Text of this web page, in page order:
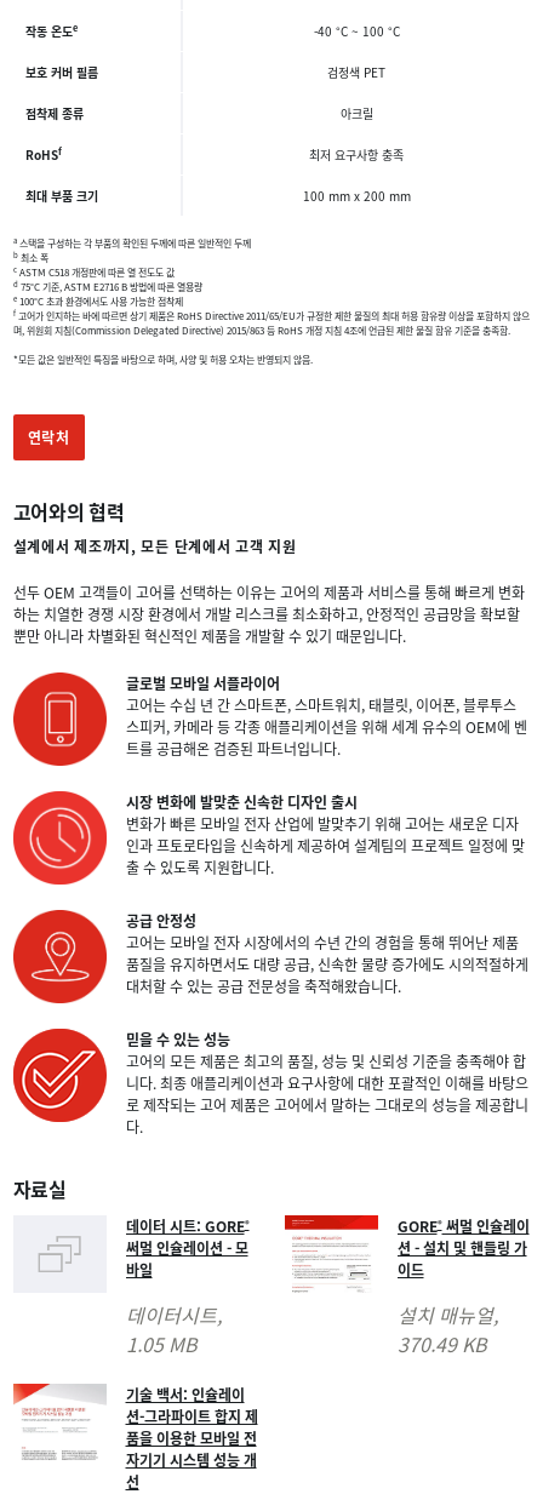
작동 온도e -40 °C ~ 100 °C
보호 커버 필름 검정색 PET
점착제 종류 아크릴
RoHSf 최저 요구사항 충족
최대 부품 크기 100 mm x 200 mm
a스택을 구성하는 각 부품의 확인된 두께에 따른 일반적인 두께
b최소 폭
cASTM C518 개정판에 따른 열 전도도 값
d75°C 기준, ASTM E2716 B 방법에 따른 열용량
e100°C 초과 환경에서도 사용 가능한 점착제
f고어가 인지하는 바에 따르면 상기 제품은 RoHS Directive 2011/65/EU가 규정한 제한 물질의 최대 허용 함유량 이상을 포함하지 않으
며, 위원회 지침(Commission Delegated Directive) 2015/863 등 RoHS 개정 지침 4조에 언급된 제한 물질 함유 기준을 충족함.
*모든 값은 일반적인 특징을 바탕으로 하며, 사양 및 허용 오차는 반영되지 않음.
연락처
고어와의 협력
설계에서 제조까지, 모든 단계에서 고객 지원
선두 OEM 고객들이 고어를 선택하는 이유는 고어의 제품과 서비스를 통해 빠르게 변화
하는 치열한 경쟁 시장 환경에서 개발 리스크를 최소화하고, 안정적인 공급망을 확보할
뿐만 아니라 차별화된 혁신적인 제품을 개발할 수 있기 때문입니다.
글로벌 모바일 서플라이어
고어는 수십 년 간 스마트폰, 스마트워치, 태블릿, 이어폰, 블루투스
스피커, 카메라 등 각종 애플리케이션을 위해 세계 유수의 OEM에 벤
트를 공급해온 검증된 파트너입니다.
시장 변화에 발맞춘 신속한 디자인 출시
변화가 빠른 모바일 전자 산업에 발맞추기 위해 고어는 새로운 디자
인과 프토로타입을 신속하게 제공하여 설계팀의 프로젝트 일정에 맞
출 수 있도록 지원합니다.
공급 안정성
고어는 모바일 전자 시장에서의 수년 간의 경험을 통해 뛰어난 제품
품질을 유지하면서도 대량 공급, 신속한 물량 증가에도 시의적절하게
대처할 수 있는 공급 전문성을 축적해왔습니다.
믿을 수 있는 성능
고어의 모든 제품은 최고의 품질, 성능 및 신뢰성 기준을 충족해야 합
니다. 최종 애플리케이션과 요구사항에 대한 포괄적인 이해를 바탕으
로 제작되는 고어 제품은 고어에서 말하는 그대로의 성능을 제공합니
다.
자료실
데이터 시트: GORE®
써멀 인슐레이션 - 모
바일
데이터시트,
1.05 MB
GORE®써멀 인슐레이
션 - 설치 및 핸들링 가
이드
설치 매뉴얼,
370.49 KB
기술 백서: 인슐레이
션-그라파이트 합지 제
품을 이용한 모바일 전
자기기 시스템 성능 개
선